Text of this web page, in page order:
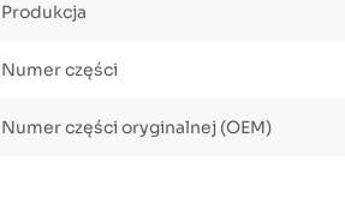
Produkcja
Numer części
Numer części oryginalnej (OEM)